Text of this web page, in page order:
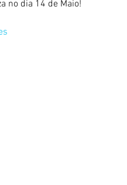
no dia 14 de Maio!